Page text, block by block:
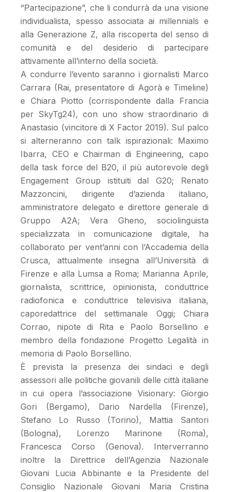
“Partecipazione”, che li condurrà da una visione
individualista, spesso associata ai millennials e
alla Generazione Z, alla riscoperta del senso di
comunità e del desiderio di partecipare
attivamente all’interno della società.
A condurre l’evento saranno i giornalisti Marco
Carrara (Rai, presentatore di Agorà e Timeline)
e Chiara Piotto (corrispondente dalla Francia
per SkyTg24), con uno show straordinario di
Anastasio (vincitore di X Factor 2019). Sul palco
si alterneranno con talk ispirazionali: Maximo
Ibarra, CEO e Chairman di Engineering, capo
della task force del B20, il più autorevole degli
Engagement Group istituiti dal G20; Renato
Mazzoncini, dirigente d’azienda italiano,
amministratore delegato e direttore generale di
Gruppo A2A; Vera Gheno, sociolinguista
specializzata in comunicazione digitale, ha
collaborato per vent’anni con l’Accademia della
Crusca, attualmente insegna all’Università di
Firenze e alla Lumsa a Roma; Marianna Aprile,
giornalista, scrittrice, opinionista, conduttrice
radiofonica e conduttrice televisiva italiana,
caporedattrice del settimanale Oggi; Chiara
Corrao, nipote di Rita e Paolo Borsellino e
membro della fondazione Progetto Legalità in
memoria di Paolo Borsellino.
È prevista la presenza dei sindaci e degli
assessori alle politiche giovanili delle città italiane
in cui opera l’associazione Visionary: Giorgio
Gori (Bergamo), Dario Nardella (Firenze),
Stefano Lo Russo (Torino), Mattia Santori
(Bologna), Lorenzo Marinone (Roma),
Francesca Corso (Genova). Interverranno
inoltre la Direttrice dell’Agenzia Nazionale
Giovani Lucia Abbinante e la Presidente del
Consiglio Nazionale Giovani Maria Cristina